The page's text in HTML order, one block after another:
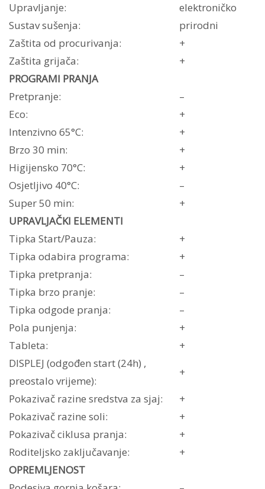
Upravljanje:
elektroničko
Sustav sušenja:
prirodni
Zaštita od procurivanja:
+
Zaštita grijača:
+
PROGRAMI PRANJA
Pretpranje:
–
Eco:
+
Intenzivno 65°C:
+
Brzo 30 min:
+
Higijensko 70°C:
+
Osjetljivo 40°C:
–
Super 50 min:
+
UPRAVLJAČKI ELEMENTI
Tipka Start/Pauza:
+
Tipka odabira programa:
+
Tipka pretpranja:
–
Tipka brzo pranje:
–
Tipka odgode pranja:
–
Pola punjenja:
+
Tableta:
+
DISPLEJ (odgođen start (24h) ,
preostalo vrijeme):
+
Pokazivač razine sredstva za sjaj:
+
Pokazivač razine soli:
+
Pokazivač ciklusa pranja:
+
Roditeljsko zaključavanje:
+
OPREMLJENOST